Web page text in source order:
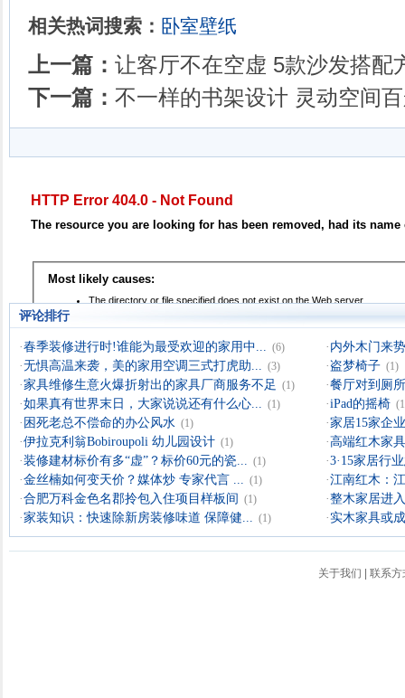
相关热词搜索： 卧室壁纸
上一篇： 让客厅不在空虚 5款沙发搭配
下一篇： 不一样的书架设计 灵动空间
评论排行
·春季装修进行时!谁能为最受欢迎的家用中... (6) · 内外木门来
·无惧高温来袭，美的家用空调三式打虎助... (3) · 盗梦椅子 (1)
·家具维修生意火爆折射出的家具厂商服务不足 (1) ·餐厅对到厕
·如果真有世界末日，大家说说还有什么心... (1) ·iPad的摇椅
· 困死老总不偿命的办公风水 (1) ·家居15家企
·伊拉克利翁Bobiroupoli 幼儿园设计 (1) ·高端红木家
·装修建材标价有多“虚”？标价60元的瓷... (1) ·3·15家居行
·金丝楠如何变天价？媒体炒 专家代言 ... (1) ·江南红木：
·合肥万科金色名郡拎包入住项目样板间 (1) ·整木家居进
·家装知识：快速除新房装修味道 保障健... (1) ·实木家具或
关于我们 联系方